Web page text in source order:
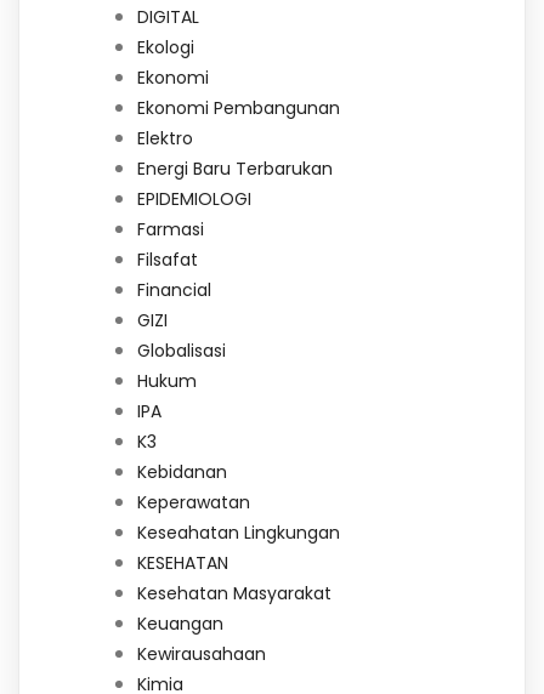
DIGITAL
Ekologi
Ekonomi
Ekonomi Pembangunan
Elektro
Energi Baru Terbarukan
EPIDEMIOLOGI
Farmasi
Filsafat
Financial
GIZI
Globalisasi
Hukum
IPA
K3
Kebidanan
Keperawatan
Keseahatan Lingkungan
KESEHATAN
Kesehatan Masyarakat
Keuangan
Kewirausahaan
Kimia